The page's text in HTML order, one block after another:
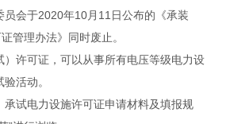
员会于2020年10月11日公布的《承装
管理办法》同时废止。
）许可证，可以从事所有电压等级电力设
活动。
承试电力设施许可证申请材料及填报规